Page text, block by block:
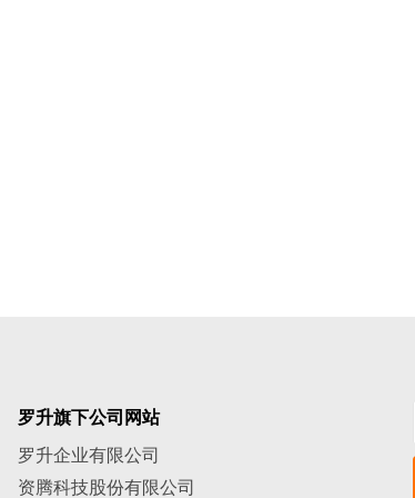
罗升旗下公司网站
罗升企业有限公司
资腾科技股份有限公司